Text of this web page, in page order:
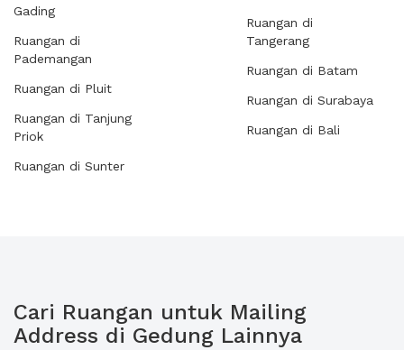
Gading
Ruangan di
Pademangan
Ruangan di Pluit
Ruangan di Tanjung
Priok
Ruangan di Sunter
Ruangan di
Tangerang
Ruangan di Batam
Ruangan di Surabaya
Ruangan di Bali
Cari Ruangan untuk Mailing
Address di Gedung Lainnya